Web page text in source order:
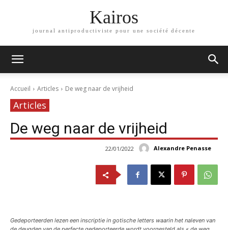
Kairos
journal antiproductiviste pour une société décente
Accueil Articles De weg naar de vrijheid
Articles
De weg naar de vrijheid
Alexandre Penasse
22/01/2022
Gedeporteerden lezen een inscriptie in gotische letters waarin het naleven van